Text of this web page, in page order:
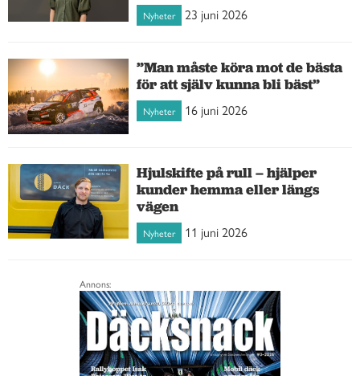
Nyheter 23 juni 2026
”Man måste köra mot de bästa
för att själv kunna bli bäst”
Nyheter 16 juni 2026
Hjulskifte på rull – hjälper
kunder hemma eller längs
vägen
Nyheter 11 juni 2026
Annons: